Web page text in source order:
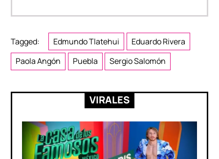
Tagged: Edmundo Tlatehui
Eduardo Rivera
Paola Angón
Puebla Sergio Salomón
VIRALES